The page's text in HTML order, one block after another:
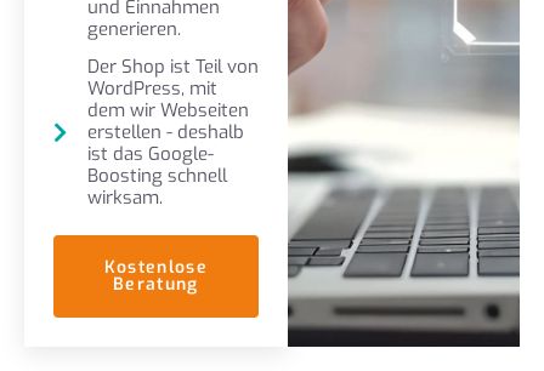
und Einnahmen
generieren.
Der Shop ist Teil von
WordPress, mit
dem wir Webseiten
erstellen - deshalb
ist das Google-
Boosting schnell
wirksam.
Kostenlose
Beratung